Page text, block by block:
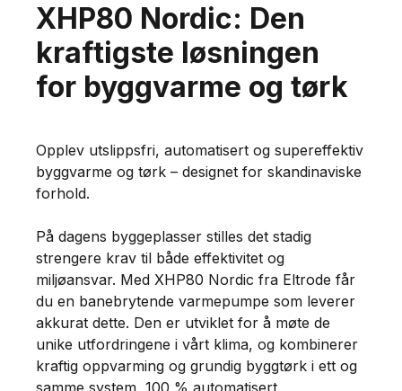
XHP80 Nordic: Den
kraftigste løsningen
for byggvarme og tørk
Opplev utslippsfri, automatisert og supereffektiv
byggvarme og tørk – designet for skandinaviske
forhold.
På dagens byggeplasser stilles det stadig
strengere krav til både effektivitet og
miljøansvar. Med XHP80 Nordic fra Eltrode får
du en banebrytende varmepumpe som leverer
akkurat dette. Den er utviklet for å møte de
unike utfordringene i vårt klima, og kombinerer
kraftig oppvarming og grundig byggtørk i ett og
samme system, 100 % automatisert.